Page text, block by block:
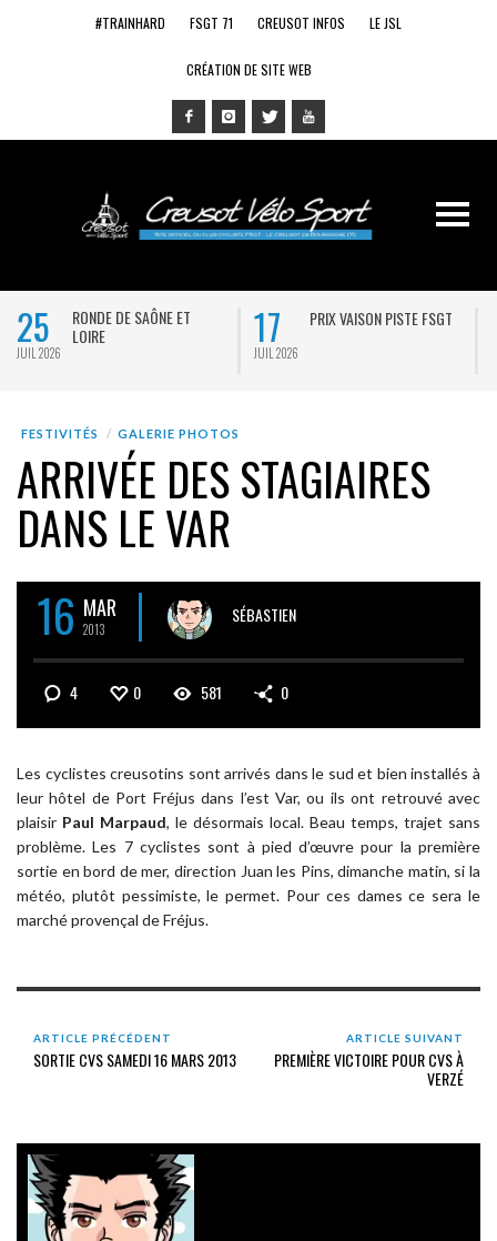
#TRAINHARD FSGT 71 CREUSOT INFOS LE JSL
CRÉATION DE SITE WEB
25
JUIL 2026
RONDE DE SAÔNE ET
LOIRE
17
JUIL 2026
PRIX VAISON PISTE FSGT
FESTIVITÉS GALERIE PHOTOS
ARRIVÉE DES STAGIAIRES
DANS LE VAR
16 MAR
2013
SÉBASTIEN
4 0 581 0
Les cyclistes creusotins sont arrivés dans le sud et bien installés à
leur hôtel de Port Fréjus dans l’est Var, ou ils ont retrouvé avec
plaisir Paul Marpaud, le désormais local. Beau temps, trajet sans
problème. Les 7 cyclistes sont à pied d’œuvre pour la première
sortie en bord de mer, direction Juan les Pins, dimanche matin, si la
météo, plutôt pessimiste, le permet. Pour ces dames ce sera le
marché provençal de Fréjus.
ARTICLE PRÉCÉDENT
SORTIE CVS SAMEDI 16 MARS 2013
ARTICLE SUIVANT
PREMIÈRE VICTOIRE POUR CVS À
VERZÉ